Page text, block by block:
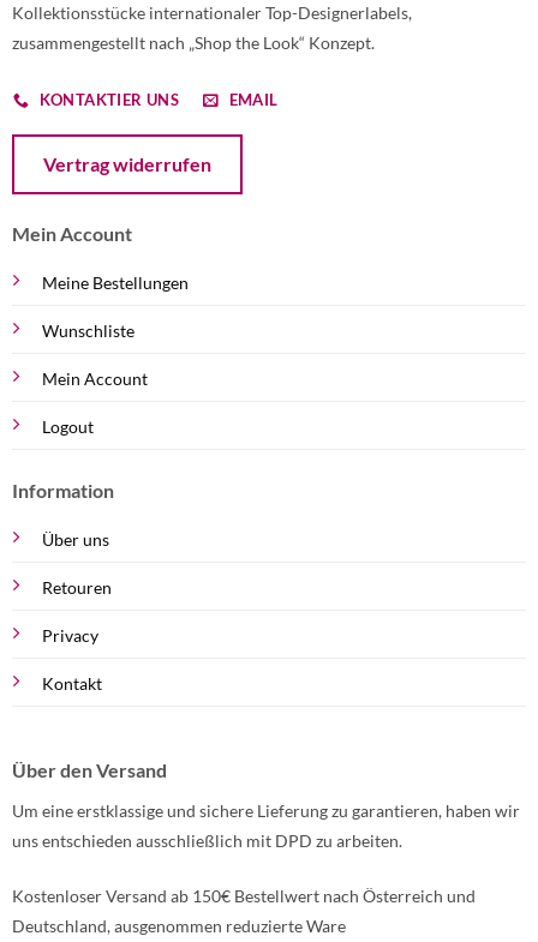
Kollektionsstücke internationaler Top-Designerlabels,
zusammengestellt nach „Shop the Look“ Konzept.
KONTAKTIER UNS EMAIL
Vertrag widerrufen
Mein Account
Meine Bestellungen
Wunschliste
Mein Account
Logout
Information
Über uns
Retouren
Privacy
Kontakt
Über den Versand
Um eine erstklassige und sichere Lieferung zu garantieren, haben wir
uns entschieden ausschließlich mit DPD zu arbeiten.
Kostenloser Versand ab 150€ Bestellwert nach Österreich und
Deutschland, ausgenommen reduzierte Ware